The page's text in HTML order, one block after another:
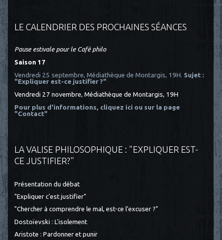
LE CALENDRIER DES PROCHAINES SÉANCES
Pause estivale pour le Café philo
Saison 17
Vendredi 25 septembre, Médiathèque de Montargis, 19H. Sujet :
"Expliquer est-ce justifier ?"
Vendredi 27 novembre, Médiathèque de Montargis, 19H
Pour plus d'informations, cliquez ici ou sur la page
"Contact"
LA VALISE PHILOSOPHIQUE : "EXPLIQUER EST-
CE JUSTIFIER?"
Présentation du débat
"Expliquer c'est justifier"
"Chercher à comprendre le mal, est-ce l’excuser ?"
Dostoïevski : L'isolement
Aristote : Pardonner et punir